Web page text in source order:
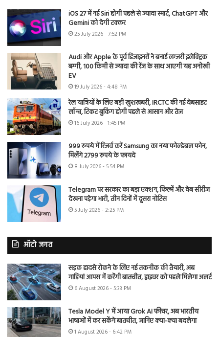
iOS 27 में नई Siri होगी पहले से ज्यादा स्मार्ट, ChatGPT और
Gemini को देगी टक्कर
25 July 2026 - 7:52 PM
Audi और Apple के पूर्व डिजाइनरों ने बनाई लग्जरी इलेक्ट्रिक
बग्गी, 100 किमी से ज्यादा की रेंज के साथ आएगी यह अनोखी
EV
19 July 2026 - 4:48 PM
रेल यात्रियों के लिए बड़ी खुशखबरी, IRCTC की नई वेबसाइट
लॉन्च, टिकट बुकिंग होगी पहले से आसान और तेज
16 July 2026 - 1:45 PM
999 रुपये में रिजर्व करें Samsung का नया फोल्डेबल फोन,
मिलेंगे 2799 रुपये के फायदे
8 July 2026 - 5:54 PM
Telegram पर सरकार का बड़ा एक्शन, फिल्में और वेब सीरीज
देखना पड़ेगा भारी, तीन दिनों में दूसरा नोटिस
5 July 2026 - 2:25 PM
ऑटो जगत
सड़क हादसे रोकने के लिए नई तकनीक की तैयारी, अब
गाड़ियां आपस में करेंगी बातचीत, ड्राइवर को पहले मिलेगा अलर्ट
6 August 2026 - 5:33 PM
Tesla Model Y में आया Grok AI फीचर, अब भारतीय
भाषाओं में कर सकेंगे बातचीत, जानिए क्या-क्या बदलेगा
1 August 2026 - 6:42 PM